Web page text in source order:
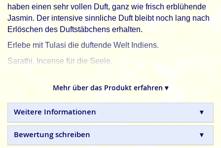
haben einen sehr vollen Duft, ganz wie frisch erblühende
Jasmin. Der intensive sinnliche Duft bleibt noch lang nach
Erlöschen des Duftstäbchens erhalten.
Erlebe mit Tulasi die duftende Welt Indiens.
Sarathi, Incense für die Seele.
natürlichen Zutaten und in Handarbeit hergestellte
petrochemische Zuätze.
Mehr über das Produkt erfahren ▾
Weitere Informationen
Bewertung schreiben